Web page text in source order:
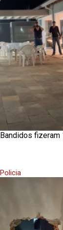
Bandidos
Policia